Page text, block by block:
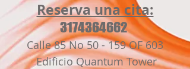
Reserva una cita:
3174364662
Calle 85 No 50 - 159 OF 603
Edificio Quantum Tower